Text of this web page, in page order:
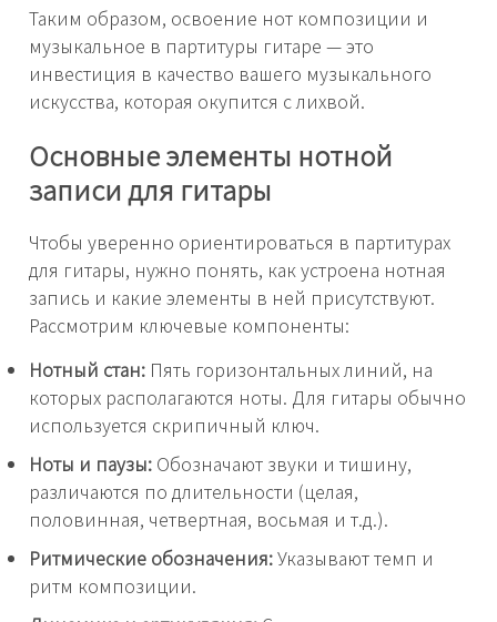
Таким образом, освоение нот композиции и
музыкальное в партитуры гитаре — это
инвестиция в качество вашего музыкального
искусства, которая окупится с лихвой.
Основные элементы нотной
записи для гитары
Чтобы уверенно ориентироваться в партитурах
для гитары, нужно понять, как устроена нотная
запись и какие элементы в ней присутствуют.
Рассмотрим ключевые компоненты:
Нотный стан: Пять горизонтальных линий, на
которых располагаются ноты. Для гитары обычно
используется скрипичный ключ.
Ноты и паузы: Обозначают звуки и тишину,
различаются по длительности (целая,
половинная, четвертная, восьмая и т.д.).
Ритмические обозначения:Указывают темп и
ритм композиции.